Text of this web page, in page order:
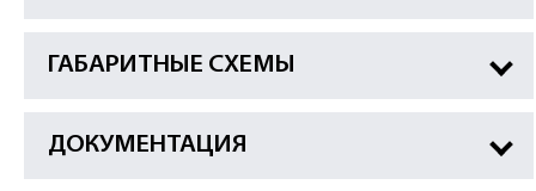
ГАБАРИТНЫЕ СХЕМЫ
ДОКУМЕНТАЦИЯ